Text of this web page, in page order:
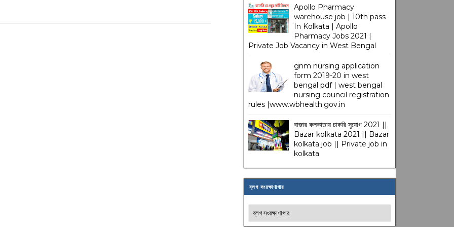
Apollo Pharmacy
warehouse job | 10th pass
In Kolkata | Apollo
Pharmacy Jobs 2021 |
Private Job Vacancy in West Bengal
gnm nursing application
form 2019-20 in west
bengal pdf | west bengal
nursing council registration
rules |www.wbhealth.gov.in
বাজার কলকাতায় চাকরি সুযোগ 2021 ||
Bazar kolkata 2021 || Bazar
kolkata job || Private job in
kolkata
ব্লগ সংরক্ষাণাগার